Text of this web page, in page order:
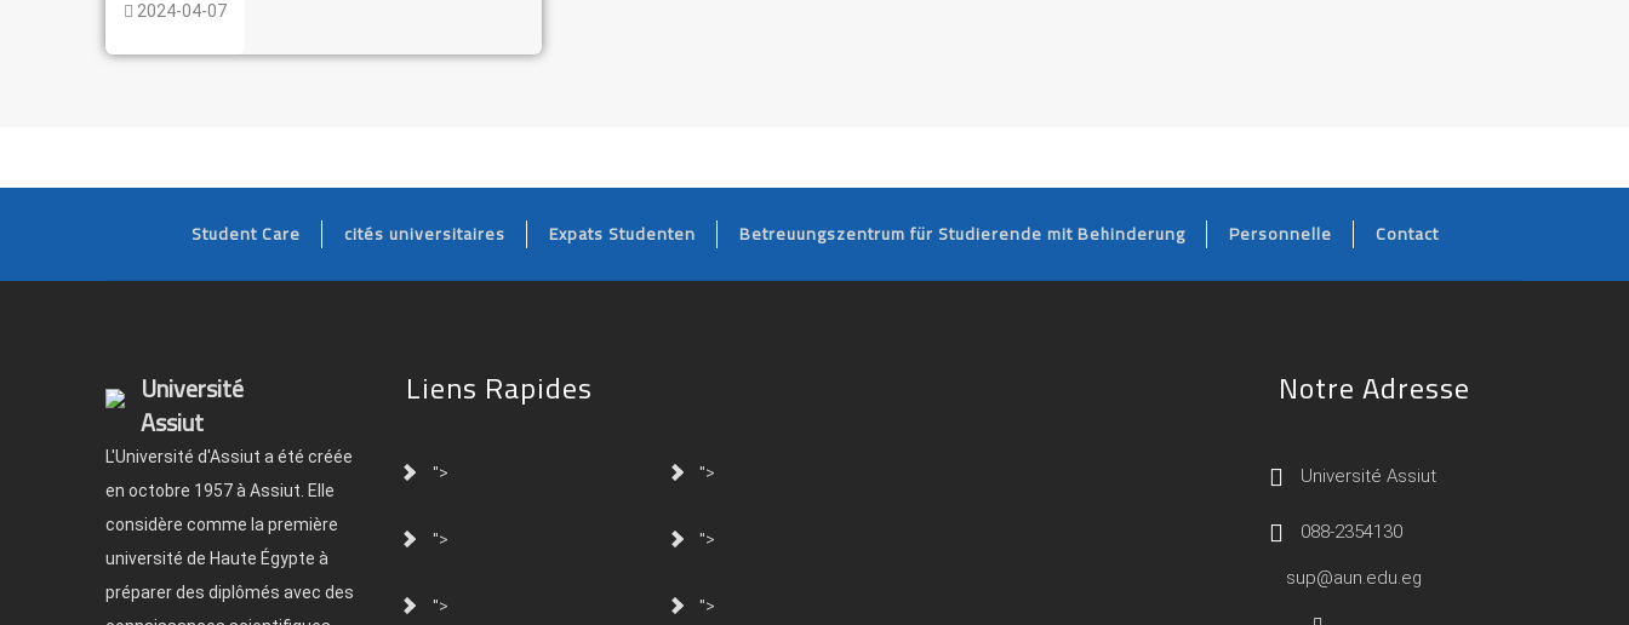
2024-04-07
FOOTER
Student Care cités universitaires Expats Studenten Betreuungszentrum für Studierende mit Behinderung Personnelle Contact
Université
Assiut
L'Université d'Assiut a été créée
en octobre 1957 à Assiut. Elle
considère comme la première
université de Haute Égypte à
préparer des diplômés avec des
Liens Rapides
"> ">
"> ">
"> ">
Notre Adresse
Université Assiut
088-2354130
sup@aun.edu.eg